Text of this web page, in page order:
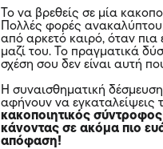
Το να βρεθείς σε μία
Πολλές φορές
από αρκετό καιρό, όταν πια
μαζί του. Το πραγματικά
σχέση σου δεν είναι αυτή
Η συναισθηματική
αφήνουν να
κακοποιητικός
κάνοντας σε ακόμα πιο
απόφαση!